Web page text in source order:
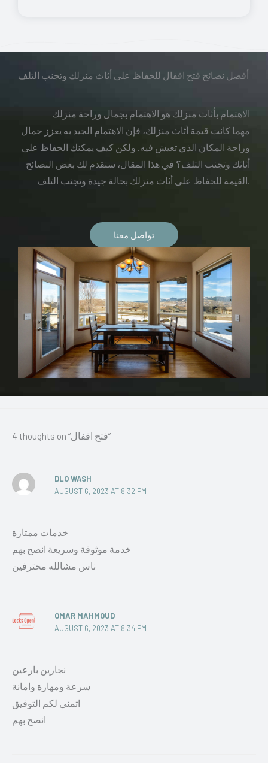
أفضل نصائح فتح اقفال للحفاظ على أثاث منزلك وتجنب التلف
الاهتمام بأثاث منزلك هو الاهتمام بجمال وراحة منزلك
مهما كانت قيمة أثاث منزلك، فإن الاهتمام الجيد به يعزز جمال
وراحة المكان الذي تعيش فيه. ولكن كيف يمكنك الحفاظ على
أثاثك وتجنب التلف؟ في هذا المقال، سنقدم لك بعض النصائح
القيمة للحفاظ على أثاث منزلك بحالة جيدة وتجنب التلف.
تواصل معنا
4 thoughts on “فتح اقفال”
DLO WASH
AUGUST 6, 2023 AT 8:32 PM
خدمات ممتازة
خدمة موثوقة وسريعة انصح بهم
ناس مشالله محترفين
OMAR MAHMOUD
AUGUST 6, 2023 AT 8:34 PM
نجارين بارعين
سرعة ومهارة وامانة
اتمنى لكم التوفيق
انصح بهم